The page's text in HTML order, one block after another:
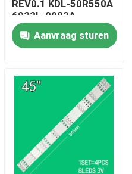
REV0.1 KDL-50R550A
6922L-0083A
6916L1291A
Aanvraag sturen